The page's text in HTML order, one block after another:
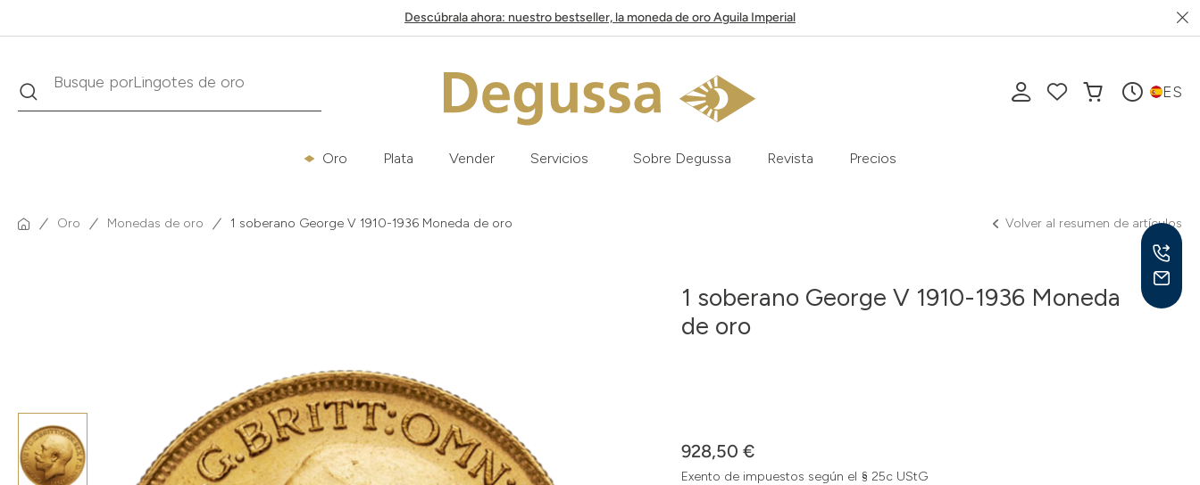
Descúbrala ahora: nuestro bestseller, la moneda de oro Aguila Imperial
BuscarBusque porKrugerrand ES
Oro Plata Vender Servicios Sobre Degussa Revista Precios
Oro Monedas de oro 1 soberano George V 1910-1936 Moneda de oro Volver al resumen de artículos
1 soberano George V 1910-1936 Moneda
de oro
928,50 €
Exento de impuestos según el § 25c UStG